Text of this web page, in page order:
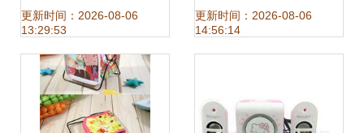
清洁与日常护理的
贴心之选
更新时间：2026-08-06
13:29:53
礼品，广州欣胜日
更新时间：2026-08-06
14:56:14